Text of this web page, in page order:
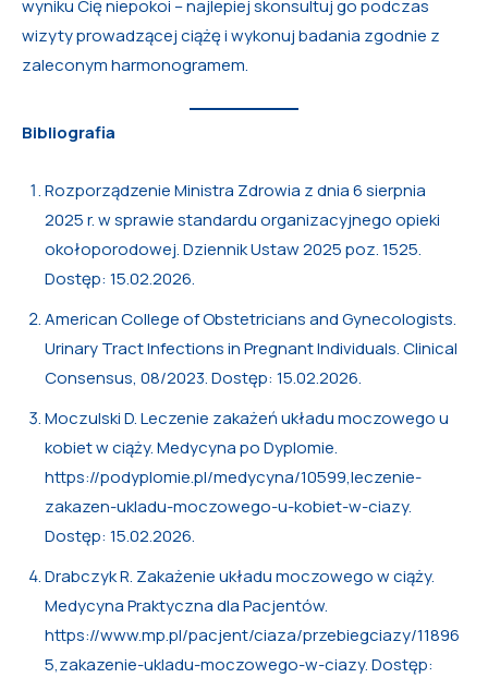
wyniku Cię niepokoi – najlepiej skonsultuj go podczas
wizyty prowadzącej ciążę i wykonuj badania zgodnie z
zaleconym harmonogramem.
Bibliografia
Rozporządzenie Ministra Zdrowia z dnia 6 sierpnia
2025 r. w sprawie standardu organizacyjnego opieki
okołoporodowej. Dziennik Ustaw 2025 poz. 1525.
Dostęp: 15.02.2026.
American College of Obstetricians and Gynecologists.
Urinary Tract Infections in Pregnant Individuals. Clinical
Consensus, 08/2023. Dostęp: 15.02.2026.
Moczulski D. Leczenie zakażeń układu moczowego u
kobiet w ciąży. Medycyna po Dyplomie.
https://podyplomie.pl/medycyna/10599,leczenie-
zakazen-ukladu-moczowego-u-kobiet-w-ciazy.
Dostęp: 15.02.2026.
Drabczyk R. Zakażenie układu moczowego w ciąży.
Medycyna Praktyczna dla Pacjentów.
https://www.mp.pl/pacjent/ciaza/przebiegciazy/11896
5,zakazenie-ukladu-moczowego-w-ciazy. Dostęp: